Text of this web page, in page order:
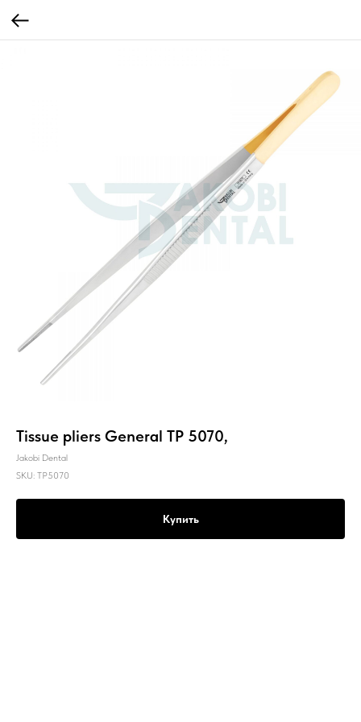
Tissue pliers General TP 5070,
Jakobi Dental
SKU: TP5070
Купить